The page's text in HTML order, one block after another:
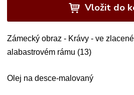
Vložit do
Zámecký obraz - Krávy - ve
alabastrovém rámu (13)
Olej na desce-malovaný